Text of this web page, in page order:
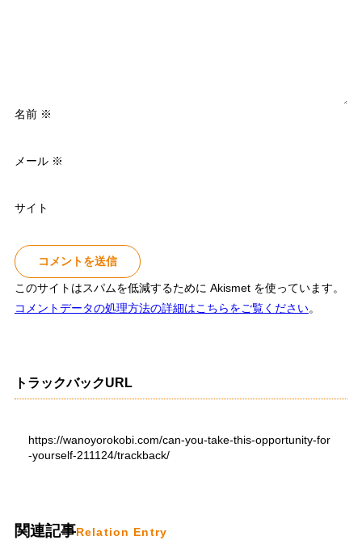
名前 ※
メール ※
サイト
このサイトはスパムを低減するために Akismet を使っています。
コメントデータの処理方法の詳細はこちらをご覧ください。
トラックバックURL
https://wanoyorokobi.com/can-you-take-this-opportunity-for
-yourself-211124/trackback/
関連記事Relation Entry